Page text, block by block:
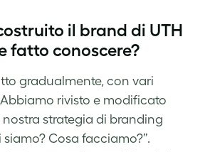
il brand di UTH
fatto conoscere?
gradualmente, con vari
rivisto e modificato
strategia di branding
Cosa facciamo?”.